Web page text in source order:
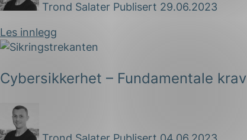
Trond Salater Publisert 29.06.2023
Les innlegg
Cybersikkerhet – Fundamentale krav